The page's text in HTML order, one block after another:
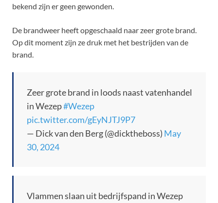
bekend zijn er geen gewonden.
De brandweer heeft opgeschaald naar zeer grote brand.
Op dit moment zijn ze druk met het bestrijden van de
brand.
Zeer grote brand in loods naast vatenhandel
in Wezep#Wezep
pic.twitter.com/gEyNJTJ9P7
— Dick van den Berg (@dicktheboss) May
30, 2024
Vlammen slaan uit bedrijfspand in Wezep